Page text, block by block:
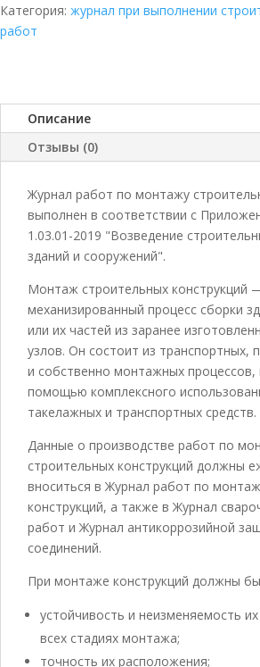
по
монтажу
Категория: журнал при выполнении
работ
Описание
Отзывы (0)
Журнал работ по монтажу
выполнен в соответствии с
1.03.01-2019 "Возведение
зданий и сооружений".
Монтаж строительных конструкций
механизированный процесс сборки
или их частей из заранее
узлов. Он состоит из транспортных,
и собственно монтажных
помощью комплексного
такелажных и транспортных средств.
Данные о производстве работ по
строительных конструкций должны
вноситься в Журнал работ по
конструкций, а также в Журнал
работ и Журнал антикоррозийной
соединений.
При монтаже конструкций должны
устойчивость и неизменяемость
всех стадиях монтажа;
точность их расположения;